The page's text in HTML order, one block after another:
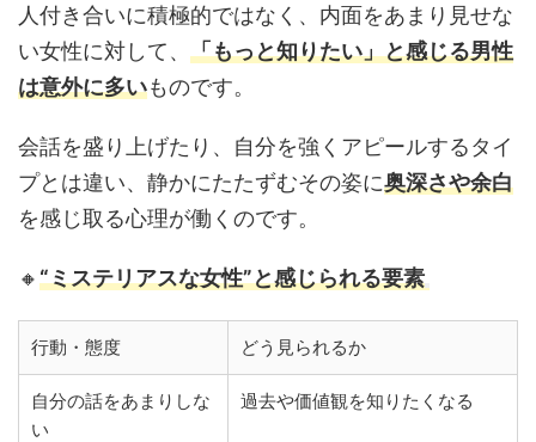
人付き合いに積極的ではなく、内面をあまり見せな
い女性に対して、 「もっと知りたい」と感じる男性
は意外に多いものです。
会話を盛り上げたり、自分を強くアピールするタイ
プとは違い、静かにたたずむその姿に奥深さや余白
を感じ取る心理が働くのです。
🔸“ミステリアスな女性”と感じられる要素
行動・態度 どう見られるか
自分の話をあまりしな
い
過去や価値観を知りたくなる